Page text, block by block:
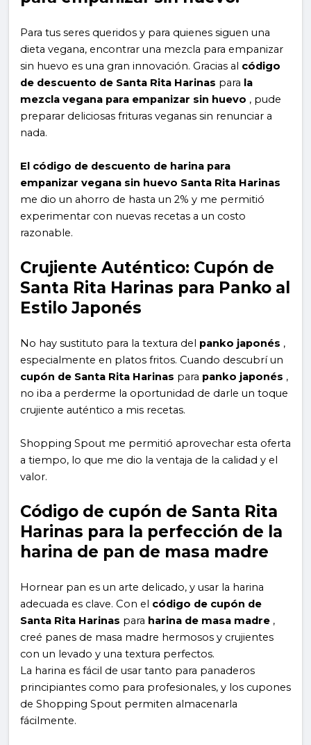
Para tus seres queridos y para quienes siguen una
dieta vegana, encontrar una mezcla para empanizar
sin huevo es una gran innovación. Gracias al código
de descuento de Santa Rita Harinas para la
mezcla vegana para empanizar sin huevo , pude
preparar deliciosas frituras veganas sin renunciar a
nada.
El código de descuento de harina para
empanizar vegana sin huevo Santa Rita Harinas
me dio un ahorro de hasta un 2% y me permitió
experimentar con nuevas recetas a un costo
razonable.
Crujiente Auténtico: Cupón de
Santa Rita Harinas para Panko al
Estilo Japonés
No hay sustituto para la textura del panko japonés ,
especialmente en platos fritos. Cuando descubrí un
cupón de Santa Rita Harinas para panko japonés ,
no iba a perderme la oportunidad de darle un toque
crujiente auténtico a mis recetas.
Shopping Spout me permitió aprovechar esta oferta
a tiempo, lo que me dio la ventaja de la calidad y el
valor.
Código de cupón de Santa Rita
Harinas para la perfección de la
harina de pan de masa madre
Hornear pan es un arte delicado, y usar la harina
adecuada es clave. Con el código de cupón de
Santa Rita Harinas para harina de masa madre ,
creé panes de masa madre hermosos y crujientes
con un levado y una textura perfectos.
La harina es fácil de usar tanto para panaderos
principiantes como para profesionales, y los cupones
de Shopping Spout permiten almacenarla
fácilmente.